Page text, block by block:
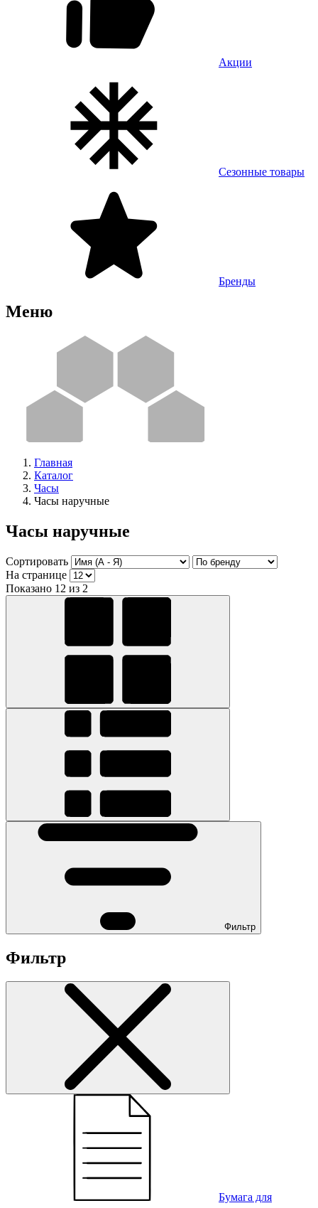
Акции
Сезонные товары
Бренды
Меню
Главная
Каталог
Часы
Часы наручные
Часы наручные
Сортировать
На странице
Показано 12 из 2
Фильтр
Фильтр
Бумага для